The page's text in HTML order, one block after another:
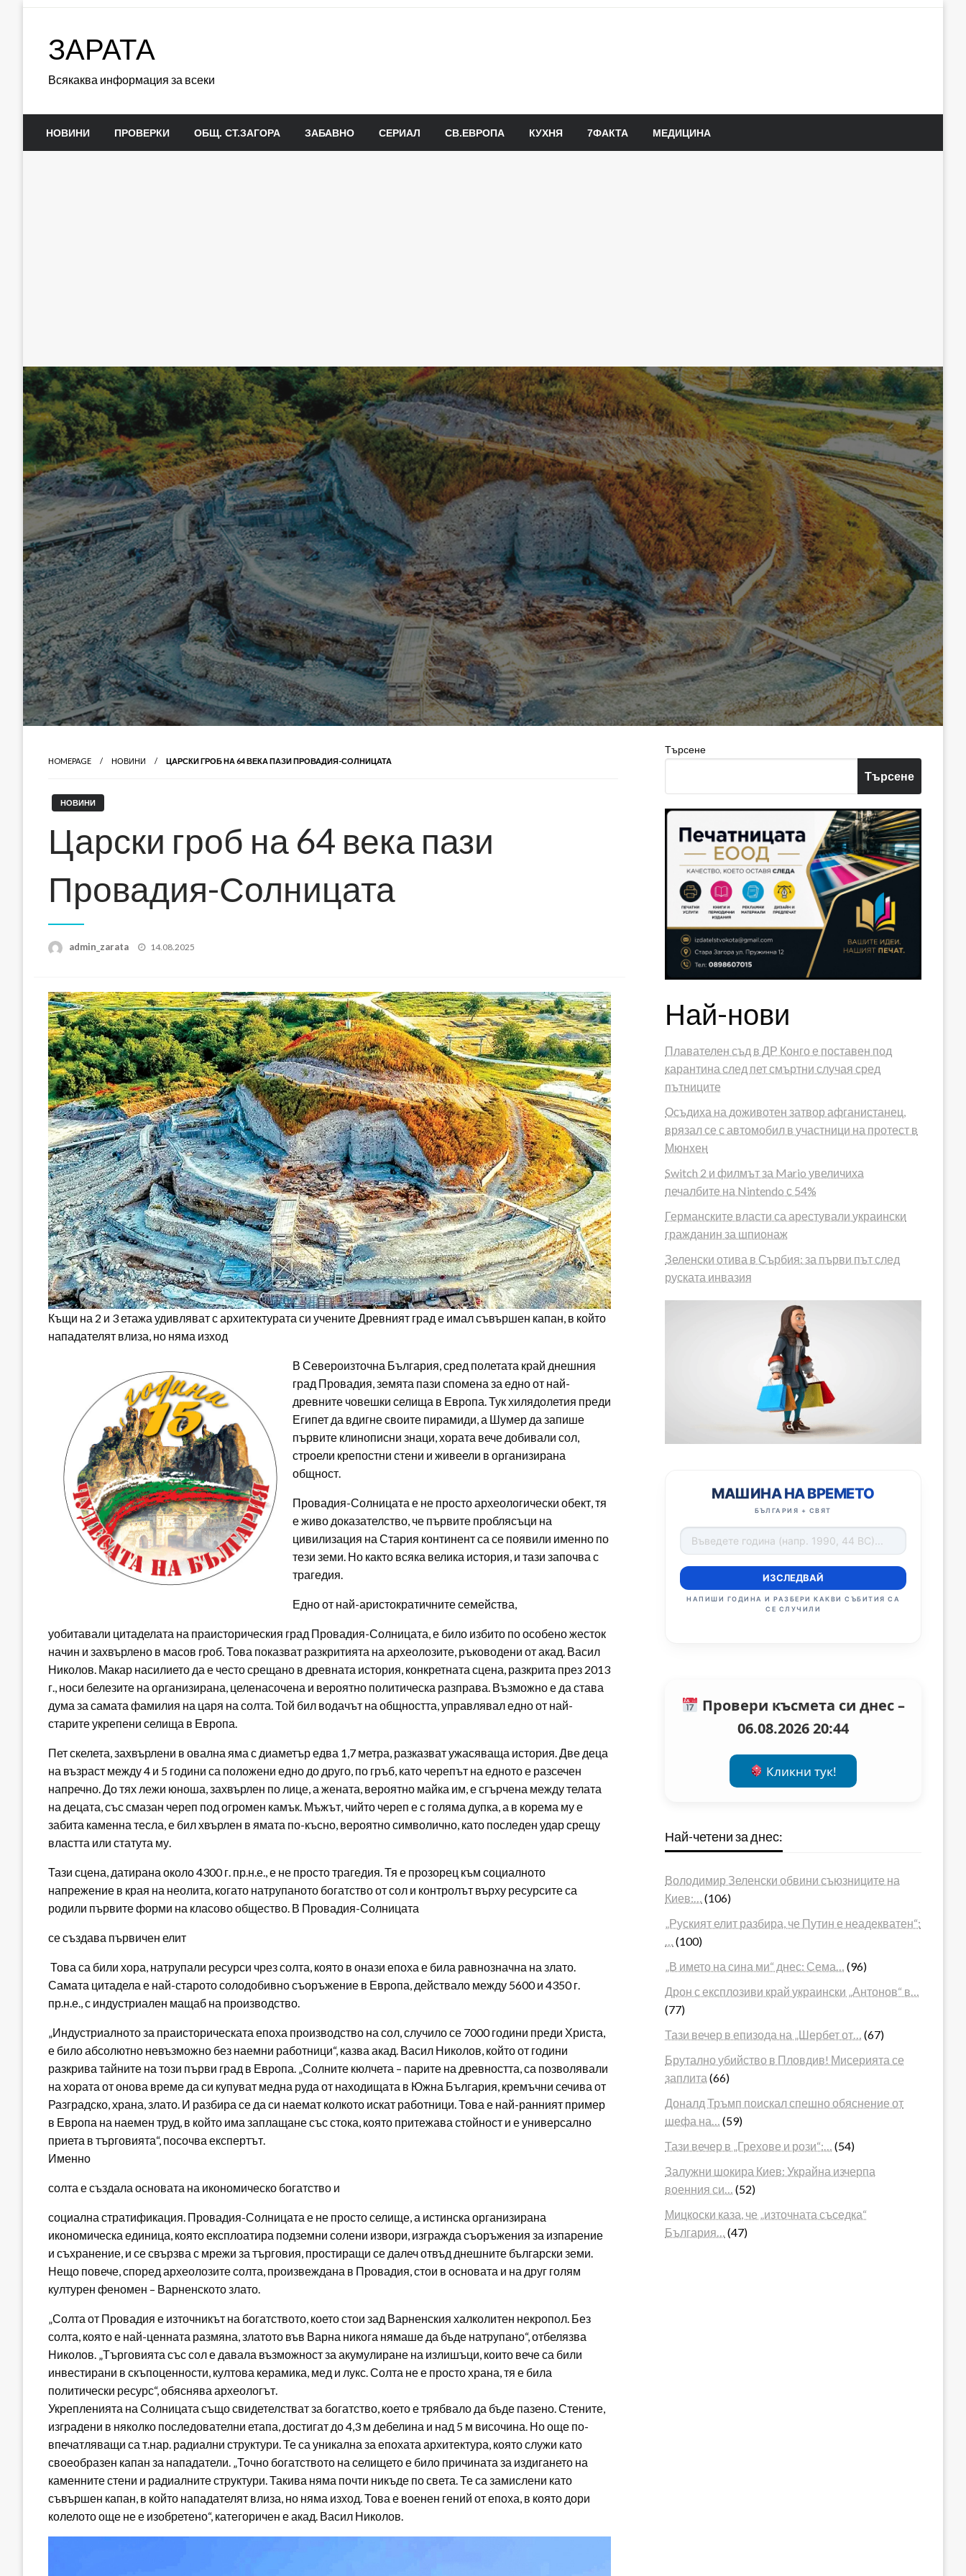
ЗАРАТА
Всякаква информация за всеки
НОВИНИ ПРОВЕРКИ ОБЩ. СТ.ЗАГОРА ЗАБАВНО СЕРИАЛ СВ.ЕВРОПА КУХНЯ 7ФАКТА МЕДИЦИНА
HOMEPAGE НОВИНИ ЦАРСКИ ГРОБ НА 64 ВЕКА ПАЗИ ПРОВАДИЯ-СОЛНИЦАТА
НОВИНИ
Царски гроб на 64 века пази
Провадия-Солницата
admin_zarata
Posted
14.08.2025
Къщи на 2 и 3 етажа удивляват с архитектурата си учените Древният град е имал съвършен капан, в който
нападателят влиза, но няма изход
В Североизточна България, сред полетата край днешния
град Провадия, земята пази спомена за едно от най-
древните човешки селища в Европа. Тук хилядолетия преди
Египет да вдигне своите пирамиди, а Шумер да запише
първите клинописни знаци, хората вече добивали сол,
строели крепостни стени и живеели в организирана
общност.
Провадия-Солницата е не просто археологически обект, тя
е живо доказателство, че първите проблясъци на
цивилизация на Стария континент са се появили именно по
тези земи. Но както всяка велика история, и тази започва с
трагедия.
Едно от най-аристократичните семейства,
уобитавали цитаделата на праисторическия град Провадия-Солницата, е било избито по особено жесток
начин и захвърлено в масов гроб. Това показват разкритията на археолозите, ръководени от акад. Васил
Николов. Макар насилието да е често срещано в древната история, конкретната сцена, разкрита през 2013
г., носи белезите на организирана, целенасочена и вероятно политическа разправа. Възможно е да става
дума за самата фамилия на царя на солта. Той бил водачът на общността, управлявал едно от най-
старите укрепени селища в Европа.
Пет скелета, захвърлени в овална яма с диаметър едва 1,7 метра, разказват ужасяваща история. Две деца
на възраст между 4 и 5 години са положени едно до друго, по гръб, като черепът на едното е разсечен
напречно. До тях лежи юноша, захвърлен по лице, а жената, вероятно майка им, е сгърчена между телата
на децата, със смазан череп под огромен камък. Мъжът, чийто череп е с голяма дупка, а в корема му е
забита каменна тесла, е бил хвърлен в ямата по-късно, вероятно символично, като последен удар срещу
властта или статута му.
Тази сцена, датирана около 4300 г. пр.н.е., е не просто трагедия. Тя е прозорец към социалното
напрежение в края на неолита, когато натрупаното богатство от сол и контролът върху ресурсите са
родили първите форми на класово общество. В Провадия-Солницата
се създава първичен елит
Това са били хора, натрупали ресурси чрез солта, която в онази епоха е била равнозначна на злато.
Самата цитадела е най-старото солодобивно съоръжение в Европа, действало между 5600 и 4350 г.
пр.н.е., с индустриален мащаб на производство.
„Индустриалното за праисторическата епоха производство на сол, случило се 7000 години преди Христа,
е било абсолютно невъзможно без наемни работници“, казва акад. Васил Николов, който от години
разкрива тайните на този първи град в Европа. „Солните кюлчета – парите на древността, са позволявали
на хората от онова време да си купуват медна руда от находищата в Южна България, кремъчни сечива от
Разградско, храна, злато. И разбира се да си наемат колкото искат работници. Това е най-ранният пример
в Европа на наемен труд, в който има заплащане със стока, която притежава стойност и е универсално
приета в търговията“, посочва експертът.
Именно
солта е създала основата на икономическо богатство и
социална стратификация. Провадия-Солницата е не просто селище, а истинска организирана
икономическа единица, която експлоатира подземни солени извори, изгражда съоръжения за изпарение
и съхранение, и се свързва с мрежи за търговия, простиращи се далеч отвъд днешните български земи.
Нещо повече, според археолозите солта, произвеждана в Провадия, стои в основата и на друг голям
културен феномен – Варненското злато.
„Солта от Провадия е източникът на богатството, което стои зад Варненския халколитен некропол. Без
солта, която е най-ценната размяна, златото във Варна никога нямаше да бъде натрупано“, отбелязва
Николов. „Търговията със сол е давала възможност за акумулиране на излишъци, които вече са били
инвестирани в скъпоценности, култова керамика, мед и лукс. Солта не е просто храна, тя е била
политически ресурс“, обяснява археологът.
Укрепленията на Солницата също свидетелстват за богатство, което е трябвало да бъде пазено. Стените,
изградени в няколко последователни етапа, достигат до 4,3 м дебелина и над 5 м височина. Но още по-
впечатляващи са т.нар. радиални структури. Те са уникална за епохата архитектура, която служи като
своеобразен капан за нападатели. „Точно богатството на селището е било причината за издигането на
каменните стени и радиалните структури. Такива няма почти никъде по света. Те са замислени като
съвършен капан, в който нападателят влиза, но няма изход. Това е военен гений от епоха, в която дори
колелото още не е изобретено“, категоричен е акад. Васил Николов.
Търсене
Търсене
Най-нови
Плавателен съд в ДР Конго е поставен под
карантина след пет смъртни случая сред
пътниците
Осъдиха на доживотен затвор афганистанец,
врязал се с автомобил в участници на протест в
Мюнхен
Switch 2 и филмът за Mario увеличиха
печалбите на Nintendo с 54%
Германските власти са арестували украински
гражданин за шпионаж
Зеленски отива в Сърбия: за първи път след
руската инвазия
МАШИНА НА ВРЕМЕТО
БЪЛГАРИЯ + СВЯТ
ИЗСЛЕДВАЙ
НАПИШИ ГОДИНА И РАЗБЕРИ КАКВИ СЪБИТИЯ СА
СЕ СЛУЧИЛИ
Провери късмета си днес –
06.08.2026 20:44
Кликни тук!
Най-четени за днес:
Володимир Зеленски обвини съюзниците на
Киев:…
(106)
„Руският елит разбира, че Путин е неадекватен“:
(100)
„В името на сина ми“ днес: Сема…
(96)
Дрон с експлозиви край украински „Антонов“ в…
(77)
Тази вечер в епизода на „Шербет от…
(67)
Брутално убийство в Пловдив! Мисерията се
заплита (66)
Доналд Тръмп поискал спешно обяснение от
шефа на…
(59)
Тази вечер в „Грехове и рози“:…
(54)
Залужни шокира Киев: Украйна изчерпа
военния си…
(52)
Мицкоски каза, че „източната съседка“
България…
(47)